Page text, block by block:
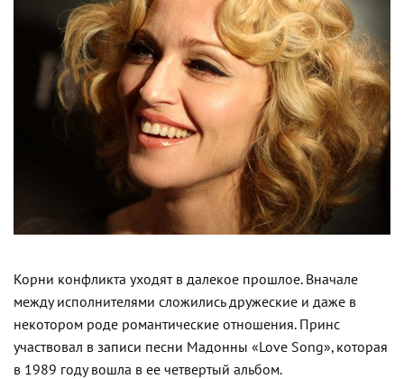
Корни конфликта уходят в далекое прошлое. Вначале
между исполнителями сложились дружеские и даже в
некотором роде романтические отношения. Принс
участвовал в записи песни Мадонны «Love Song», которая
в 1989 году вошла в ее четвертый альбом.